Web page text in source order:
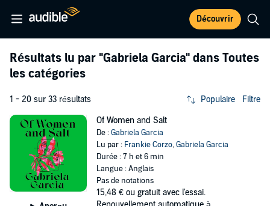
Découvrir
Résultats lu par "Gabriela Garcia" dans Toutes
les catégories
1 - 20 sur 33 résultats Populaire Filtre
Of Women and Salt
De :Gabriela Garcia
Lu par : Frankie Corzo,Gabriela Garcia
Durée : 7 h et 6 min
Langue : Anglais
Pas de notations
15,48 € ou gratuit avec l'essai.